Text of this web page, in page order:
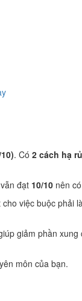
. Có 2 cách hạ
vẫn đạt 10/10 nên
việc buộc phải
giảm phần
môn của bạn.